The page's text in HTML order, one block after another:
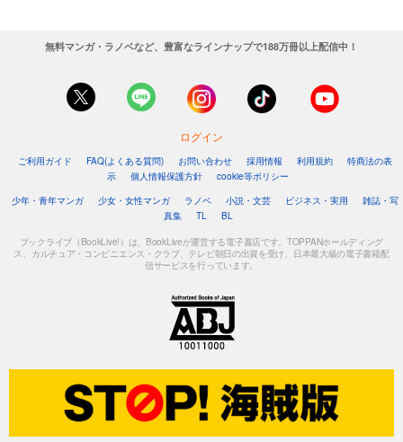
無料マンガ・ラノベなど、豊富なラインナップで188万冊以上配信中！
ログイン
ご利用ガイド FAQ(よくある質問) お問い合わせ 採用情報 利用規約
特商法の表
示
個人情報保護方針
cookie等ポリシー
少年・青年マンガ
少女・女性マンガ ラノベ 小説・文芸 ビジネス・実用
雑誌・写
真集
TL BL
ブックライブ（BookLive!）は、BookLiveが運営する電子書店です。TOPPANホールディング
ス、カルチュア・コンビニエンス・クラブ、テレビ朝日の出資を受け、日本最大級の電子書籍配
信サービスを行っています。